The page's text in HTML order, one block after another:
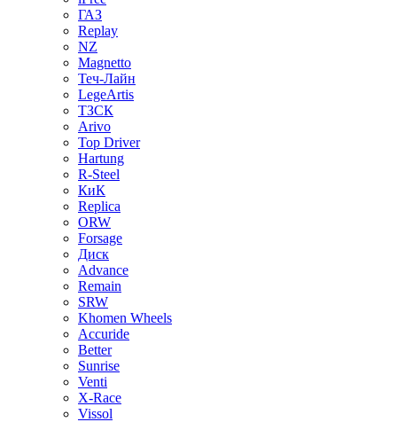
ГАЗ
Replay
NZ
Magnetto
Теч-Лайн
LegeArtis
ТЗСК
Arivo
Top Driver
Hartung
R-Steel
КиК
Replica
ORW
Forsage
Диск
Advance
Remain
SRW
Khomen Wheels
Accuride
Better
Sunrise
Venti
X-Race
Vissol